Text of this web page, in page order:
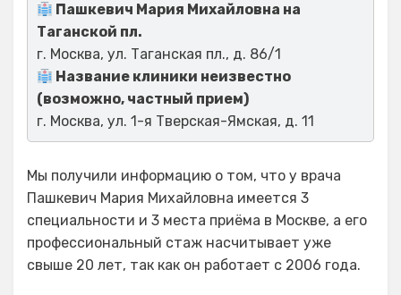
Пашкевич Мария Михайловна на
Таганской пл.
г. Москва, ул. Таганская пл., д. 86/1
Название клиники неизвестно
(возможно, частный прием)
г. Москва, ул. 1-я Тверская-Ямская, д. 11
Мы получили информацию о том, что у врача
Пашкевич Мария Михайловна имеется 3
специальности и 3 места приёма в Москве, а его
профессиональный стаж насчитывает уже
свыше 20 лет, так как он работает с 2006 года.